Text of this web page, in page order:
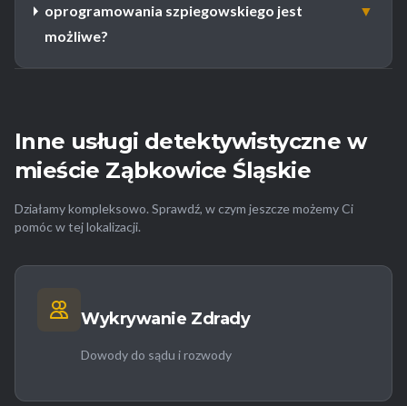
oprogramowania szpiegowskiego jest
możliwe?
▼
Inne usługi detektywistyczne w
mieście Ząbkowice Śląskie
Działamy kompleksowo. Sprawdź, w czym jeszcze możemy Ci
pomóc w tej lokalizacji.
Wykrywanie Zdrady
Dowody do sądu i rozwody